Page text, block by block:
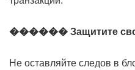
������ Защитите
Не оставляйте следов в